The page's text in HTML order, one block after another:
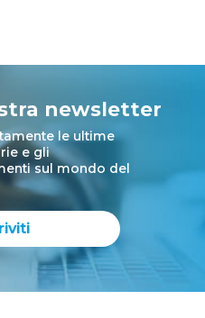
newsletter
le ultime
e gli
sul mondo del